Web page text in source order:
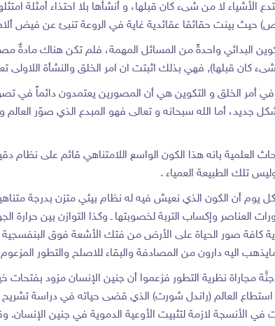
الأشياء لا من شىء كان قبلها، و أنشأها بلا احتذاء أمثلة
بينت حقائقا عقائدية غاية في الروعة تنبئ عن فيض
البدائي واحدةً من المسائل المهمة، فلم تكن هناك
كان قبلها), فهي بذلك اثبتت ان امر الخلق والنشأة اللاولى
في أمر الخلق و التكوين هي أن المصورين يعتمدون دائماً في
جديد، أما الله سبحانه و تعالى فهو المبدع الذي صوّر
العلمية بانه هذا الكون الواسع اللامتناهي قائم على نظام
تلك الطبيعة العمياء .
يوم أن الكون الذي نعيش فيه له نظام بيئي متزن بدرجة
العناصر وإكساب التربة لخصوبتها ـ وكذا التوازن بين حرارة
كافة صور الحياة على الأرض من فتك الأشعة فوق
اليه دارون من المصادفة والبقاء للاصلح والتطور المزعوم
نظرية التطور فزعموا أن جنين الإنسان مزود بفتحات
أخيراً في العام 1959م استطاع العالم (راندل شورت) الذي قضى حياته
في الأنسجة لازمة لتثبيت الأوعية الدموية في جنين